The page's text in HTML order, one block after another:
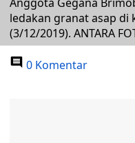
ledakan granat asap di
(3/12/2019). ANTARA
0 Komentar